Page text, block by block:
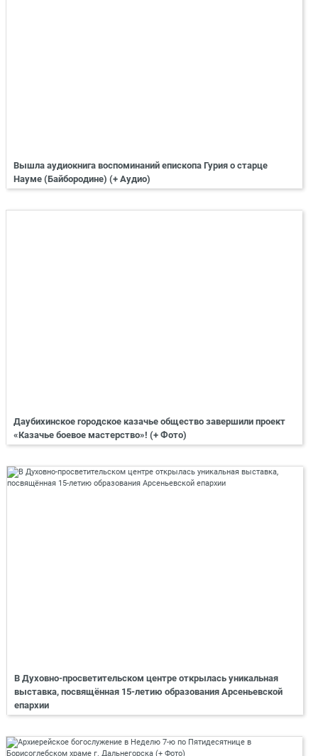
Вышла аудиокнига воспоминаний епископа Гурия о старце
Науме (Байбородине) (+ Аудио)
Даубихинское городское казачье общество завершили проект
«Казачье боевое мастерство»! (+ Фото)
В Духовно-просветительском центре открылась уникальная
выставка, посвящённая 15-летию образования Арсеньевской
епархии